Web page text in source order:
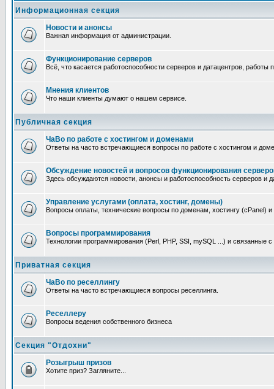
Информационная секция
Новости и анонсы
Важная информация от администрации.
Функционирование серверов
Всё, что касается работоспособности серверов и датацентров, работы
Мнения клиентов
Что наши клиенты думают о нашем сервисе.
Публичная секция
ЧаВо по работе с хостингом и доменами
Ответы на часто встречающиеся вопросы по работе с хостингом и
Обсуждение новостей и вопросов функционирования
Здесь обсуждаются новости, анонсы и работоспособность серверов и
Управление услугами (оплата, хостинг, домены)
Вопросы оплаты, технические вопросы по доменам, хостингу (cPanel)
Вопросы программирования
Технологии программирования (Perl, PHP, SSI, mySQL ...) и связанные
Приватная секция
ЧаВо по реселлингу
Ответы на часто встречающиеся вопросы реселлинга.
Реселлеру
Вопросы ведения собственного бизнеса
Секция "Отдохни"
Розыгрыш призов
Хотите приз? Загляните...